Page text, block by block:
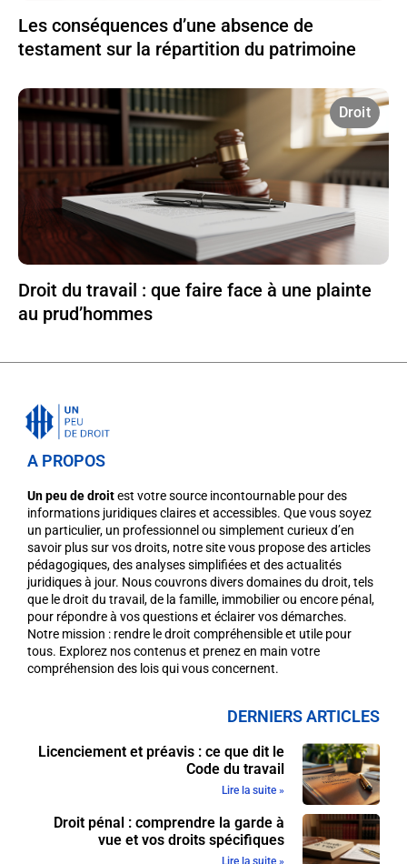
Les conséquences d’une absence de
testament sur la répartition du patrimoine
Droit
Droit du travail : que faire face à une plainte
au prud’hommes
A PROPOS
Un peu de droitest votre source incontournable pour des
informations juridiques claires et accessibles. Que vous soyez
un particulier, un professionnel ou simplement curieux d’en
savoir plus sur vos droits, notre site vous propose des articles
pédagogiques, des analyses simplifiées et des actualités
juridiques à jour. Nous couvrons divers domaines du droit, tels
que le droit du travail, de la famille, immobilier ou encore pénal,
pour répondre à vos questions et éclairer vos démarches.
Notre mission : rendre le droit compréhensible et utile pour
tous. Explorez nos contenus et prenez en main votre
compréhension des lois qui vous concernent.
DERNIERS ARTICLES
Licenciement et préavis : ce que dit le
Code du travail
Lire la suite »
Droit pénal : comprendre la garde à
vue et vos droits spécifiques
Lire la suite »